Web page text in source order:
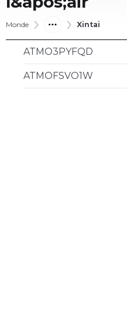
Monde Xintai
ATMO3PYFQD
ATMOFSVO1W